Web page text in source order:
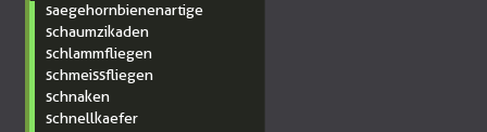
saegehornbienenartige
schaumzikaden
schlammfliegen
schmeissfliegen
schnaken
schnellkaefer